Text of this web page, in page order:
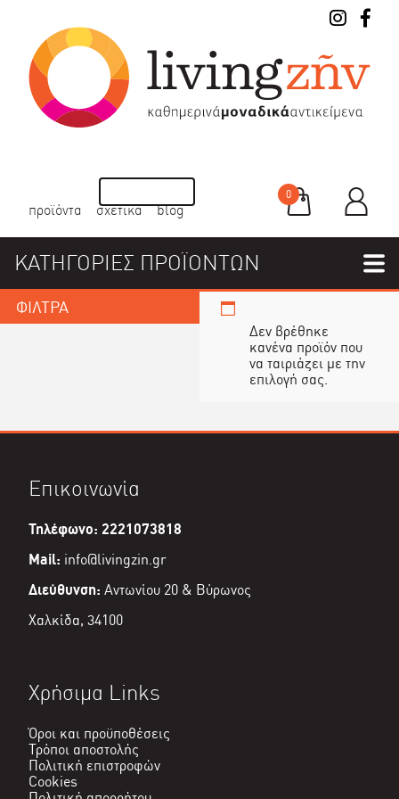
προϊόντα σχετικά blog
0
ΚΑΤΗΓΟΡΙΕΣ ΠΡΟΪΟΝΤΩΝ
ΦΙΛΤΡΑ
Δεν βρέθηκε
κανένα προϊόν που
να ταιριάζει με την
επιλογή σας.
Επικοινωνία
Τηλέφωνο: 2221073818
Mail: info@livingzin.gr
Διεύθυνση: Αντωνίου 20 & Βύρωνος
Χαλκίδα, 34100
Χρήσιμα Links
Όροι και προϋποθέσεις
Τρόποι αποστολής
Πολιτική επιστροφών
Cookies